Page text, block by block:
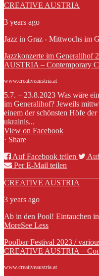
CREATIVE AUSTRIA
3 years ago
Jazz in Graz - Mittwochs im
Jazzkonzerte im Generalihof
AUSTRIA – Contemporary
www.creativeaustria.at
5.7. – 23.8.2023 Was wäre
im Generalihof? Jeweils
einem der schönsten Höfe
ukrainis...
View on Facebook
· Share
Auf Facebook teilen
Per E-Mail teilen
CREATIVE AUSTRIA
3 years ago
Ab in den Pool! Eintauchen
MoreSee Less
Poolbar Festival 2023 /
CREATIVE AUSTRIA –
www.creativeaustria.at